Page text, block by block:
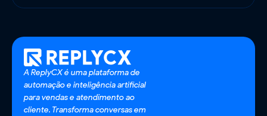
A ReplyCX é uma plataforma de
automação e inteligência artificial
para vendas e atendimento ao
cliente. Transforma conversas em